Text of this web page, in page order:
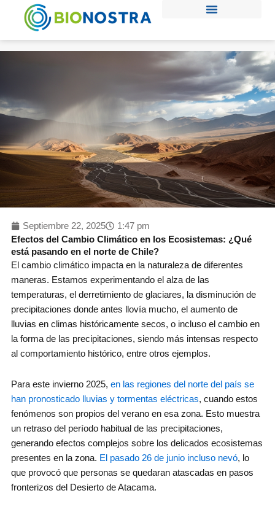
Septiembre 22, 2025
1:47 pm
Efectos del Cambio Climático en los Ecosistemas: ¿Qué
está pasando en el norte de Chile?
El cambio climático impacta en la naturaleza de diferentes
maneras. Estamos experimentando el alza de las
temperaturas, el derretimiento de glaciares, la disminución de
precipitaciones donde antes llovía mucho, el aumento de
lluvias en climas históricamente secos, o incluso el cambio en
la forma de las precipitaciones, siendo más intensas respecto
al comportamiento histórico, entre otros ejemplos.
Para este invierno 2025, en las regiones del norte del país se
han pronosticado lluvias y tormentas eléctricas, cuando estos
fenómenos son propios del verano en esa zona. Esto muestra
un retraso del período habitual de las precipitaciones,
generando efectos complejos sobre los delicados ecosistemas
presentes en la zona. El pasado 26 de junio incluso nevó, lo
que provocó que personas se quedaran atascadas en pasos
fronterizos del Desierto de Atacama.